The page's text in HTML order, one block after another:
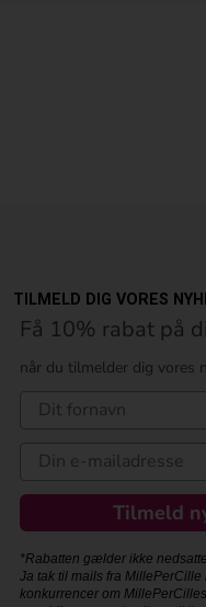
TILMELD DIG VORES
Få 10% rabat på
når du tilmelder dig vores
Tilmeld
*Rabatten gælder ikke
Ja tak til mails fra
konkurrencer om